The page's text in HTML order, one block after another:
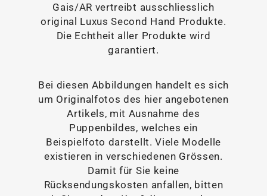
Gais/AR vertreibt ausschliesslich
original Luxus Second Hand Produkte.
Die Echtheit aller Produkte wird
garantiert.
Bei diesen Abbildungen handelt es sich
um Originalfotos des hier angebotenen
Artikels, mit Ausnahme des
Puppenbildes, welches ein
Beispielfoto darstellt. Viele Modelle
existieren in verschiedenen Grössen.
Damit für Sie keine
Rücksendungskosten anfallen, bitten